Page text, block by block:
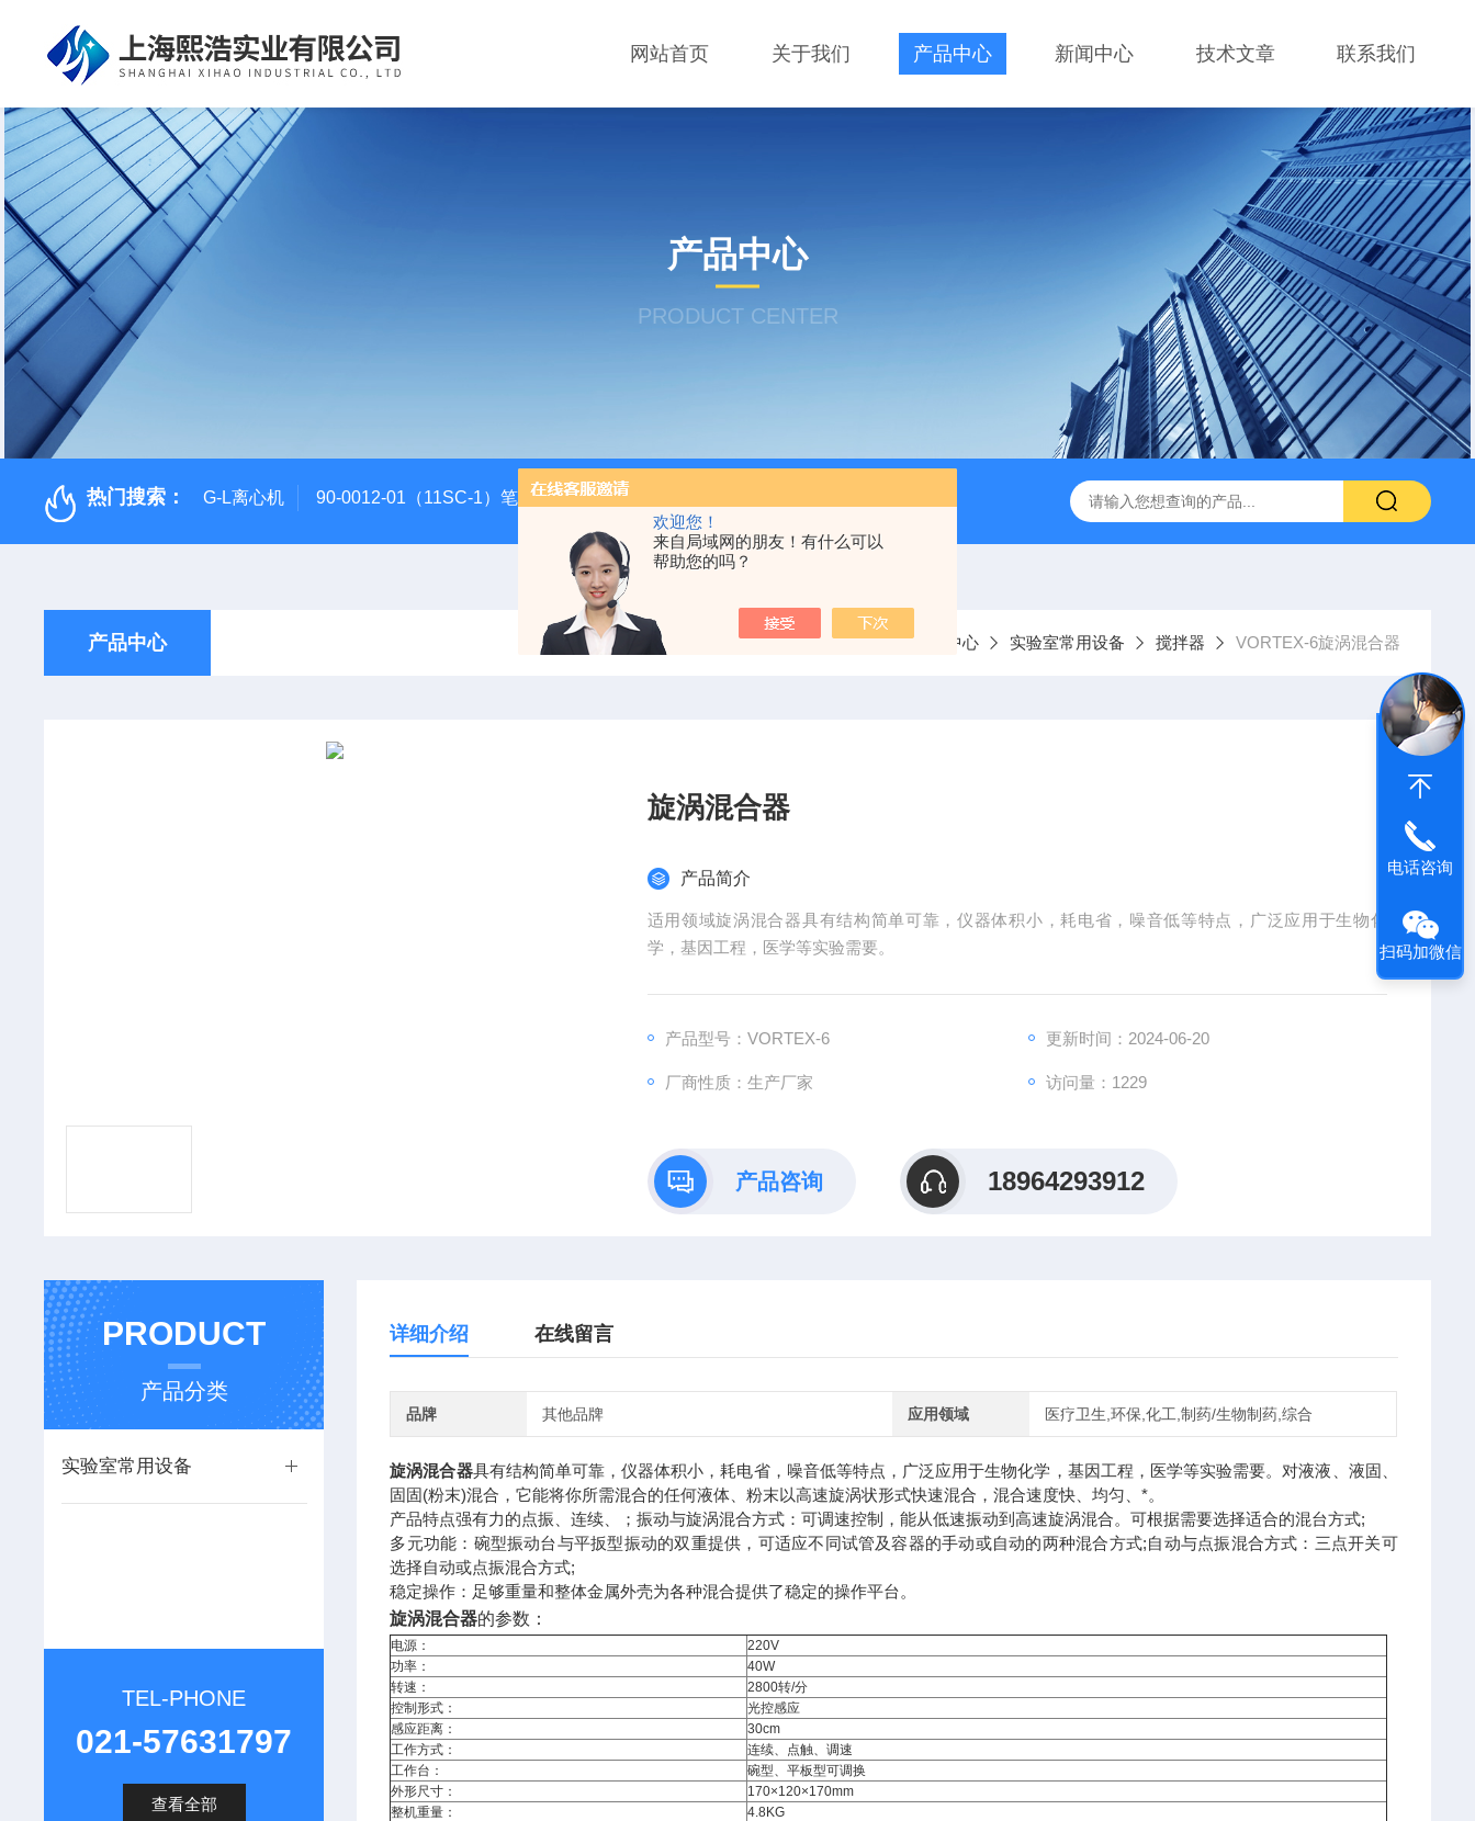
欢迎您！
来自局域网的朋友！有什么可以
帮助您的吗？
网站首页 关于我们 产品中心 新闻中心 技术文章 联系我们
产品中心
PRODUCT CENTER
热门搜索： G-L离心机 90-0012-01（11SC-1）笔式汞灯 ZX-3手持式超声波测厚仪 ST800-EA红外灭菌器 SN210C高压立式蒸汽灭
产品中心 当前位置：首页 产品中心 实验室常用设备 搅拌器 VORTEX-6旋涡混合器
旋涡混合器
产品简介
适用领域旋涡混合器具有结构简单可靠，仪器体积小，耗电省，噪音低等特点，广泛应用于生物化
学，基因工程，医学等实验需要。
产品型号：VORTEX-6 更新时间：2024-06-20
厂商性质：生产厂家 访问量：1229
产品咨询 18964293912
PRODUCT
产品分类
实验室常用设备
TEL-PHONE
021-57631797
查看全部
详细介绍 在线留言
品牌 其他品牌 应用领域 医疗卫生,环保,化工,制药/生物制药,综合
旋涡混合器具有结构简单可靠，仪器体积小，耗电省，噪音低等特点，广泛应用于生物化学，基因工程，医学等实验需要。对液液、液固、
固固(粉末)混合，它能将你所需混合的任何液体、粉末以高速旋涡状形式快速混合，混合速度快、均匀、*。
产品特点强有力的点振、连续、；振动与旋涡混合方式：可调速控制，能从低速振动到高速旋涡混合。可根据需要选择适合的混台方式;
多元功能：碗型振动台与平扳型振动的双重提供，可适应不同试管及容器的手动或自动的两种混合方式;自动与点振混合方式：三点开关可
选择自动或点振混合方式;
稳定操作：足够重量和整体金属外壳为各种混合提供了稳定的操作平台。
旋涡混合器的参数：
电源：
220V
功率：
40W
转速：
2800转/分
控制形式：
光控感应
感应距离：
30cm
工作方式：
连续、点触、调速
工作台：
碗型、平板型可调换
外形尺寸：
170×120×170mm
整机重量：
4.8KG
电话咨询
扫码加微信